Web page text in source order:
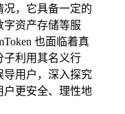
况，它具备一定的
字资产存储等服
也面临着真
子利用其名义行
导用户，深入探究
户更安全、理性地